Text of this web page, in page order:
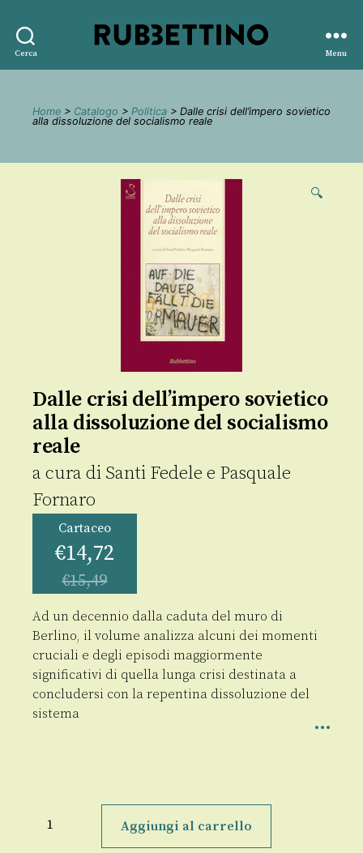
Cerca
editore
Menu
Home > Catalogo > Politica > Dalle crisi dell’impero sovietico
alla dissoluzione del socialismo reale
🔍
Dalle crisi dell’impero sovietico
alla dissoluzione del socialismo
reale
a cura di Santi Fedele e Pasquale
Fornaro
Cartaceo
€14,72
€15,49
Ad un decennio dalla caduta del muro di
Berlino, il volume analizza alcuni dei momenti
cruciali e degli episodi maggiormente
significativi di quella lunga crisi destinata a
concludersi con la repentina dissoluzione del
sistema
crisi
Aggiungi al carrello